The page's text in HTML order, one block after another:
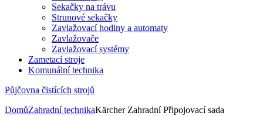
Sekačky na trávu
Strunové sekačky
Zavlažovací hodiny a automaty
Zavlažovače
Zavlažovací systémy
Zametací stroje
Komunální technika
Půjčovna čistících strojů
DomůZahradní technikaKärcher Zahradní Připojovací sada